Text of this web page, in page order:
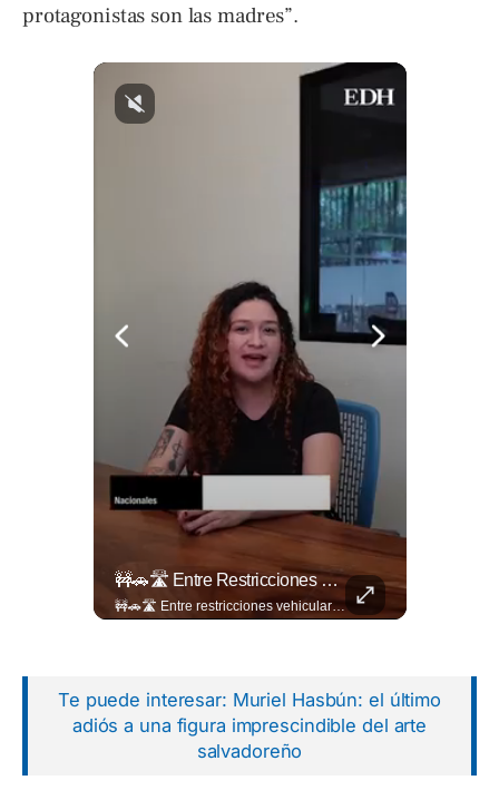
protagonistas son las madres”.
🚧🚗🛣️ Entre Restricciones Vehiculares Y El Despliegue De Maquinaria Pesada, Continúan Los Trabajos De Ampliación Y La Construcción Del Viaducto En El Tramo De Los...
🚧🚗🛣️ Entre restricciones vehiculares y el despliegue de maquinaria pesada, continúan los trabajos de ampliación y la construcción del viaducto en el tramo de Los Chorros, en la carretera Panamericana. Para más información del tramo Los Chorros visita ➡️ eldiariodehoy.com #Nacionales #LosChorros #carreterapanamericana
Te puede interesar: Muriel Hasbún: el último
adiós a una figura imprescindible del arte
salvadoreño